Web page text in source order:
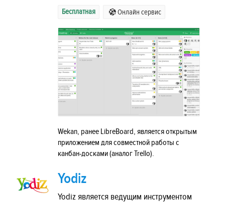
Бесплатная Онлайн сервис
Wekan, ранее LibreBoard, является открытым
приложением для совместной работы с
канбан-досками (аналог Trello).
Yodiz
Yodiz является ведущим инструментом